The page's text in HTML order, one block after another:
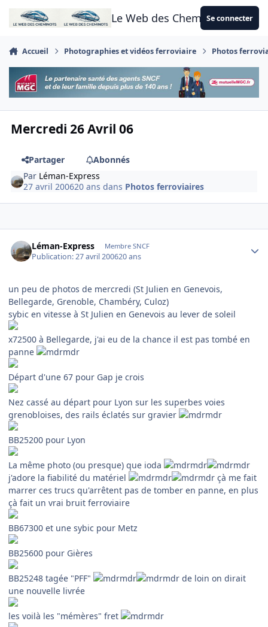
Aller au contenu
Le Web des CheminotsSe connecter
Accueil Photographies et vidéos ferroviaire Photos
Mercredi 26 Avril 06
Partager
Abonnés
Par Léman-Express
27 avril 200620 ans dans Photos ferroviaires
Léman-Express Membre SNCF
Publication:27 avril 200620 ans
un peu de photos de mercredi (St Julien en Genevois,
Bellegarde, Grenoble, Chambéry, Culoz)
sybic en vitesse à St Julien en Genevois au lever de soleil
x72500 à Bellegarde, j'ai eu de la chance il est pas tombé en
panne
Départ d'une 67 pour Gap je crois
Nez cassé au départ pour Lyon sur les superbes voies
grenobloises, des rails éclatés sur gravier
BB25200 pour Lyon
La même photo (ou presque) que ioda
j'adore la fiabilité du matériel
çà me fait
marrer ces trucs qu'arrêtent pas de tomber en panne, en plus
çà fait un vrai bruit ferroviaire
BB67300 et une sybic pour Metz
BB25600 pour Gières
BB25248 tagée "PFF"
de loin on dirait
une nouvelle livrée
les voilà les "mémères" fret